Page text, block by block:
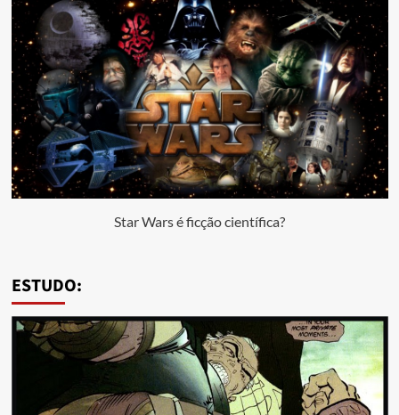
Star Wars é ficção científica?
ESTUDO: